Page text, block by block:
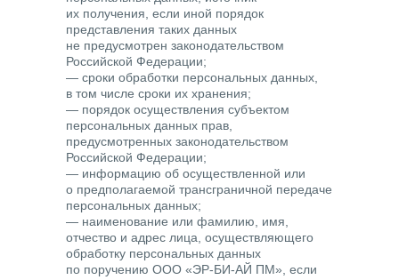
их получения, если иной порядок
представления таких данных
не предусмотрен законодательством
Российской Федерации;
— сроки обработки персональных данных,
в том числе сроки их хранения;
— порядок осуществления субъектом
персональных данных прав,
предусмотренных законодательством
Российской Федерации;
— информацию об осуществленной или
о предполагаемой трансграничной передаче
персональных данных;
— наименование или фамилию, имя,
отчество и адрес лица, осуществляющего
обработку персональных данных
по поручению ООО «ЭР-БИ-АЙ ПМ», если